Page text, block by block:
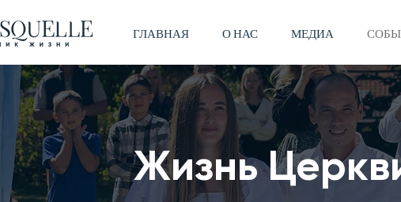
ГЛАВНАЯ О НАС МЕДИА
Жизнь